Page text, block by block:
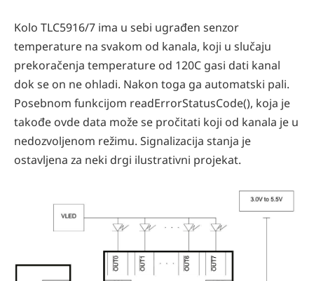
Kolo TLC5916/7 ima u sebi ugrađen senzor
temperature na svakom od kanala, koji u slučaju
prekoračenja temperature od 120C gasi dati kanal
dok se on ne ohladi. Nakon toga ga automatski pali.
Posebnom funkcijom readErrorStatusCode(), koja je
takođe ovde data može se pročitati koji od kanala je u
nedozvoljenom režimu. Signalizacija stanja je
ostavljena za neki drgi ilustrativni projekat.